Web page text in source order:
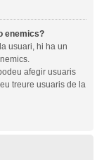
enemics?
usuari, hi ha un
afegir usuaris
treure usuaris de la